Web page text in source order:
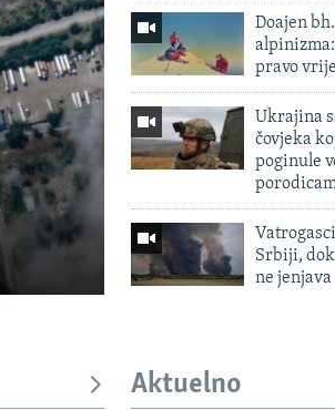
Doajen bh.
pravo
Ukrajina
čovjeka
poginule
Srbiji,
ne jenjava
Aktuelno